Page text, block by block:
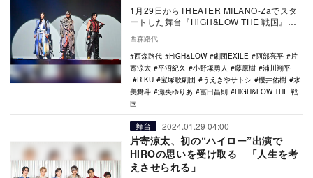
1月29日からTHEATER MILANO-Zaでスタ
ートした舞台『HiGH&LOW THE 戦国』。
西森路代
西森路代
HiGH&LOW 劇団EXILE 阿部亮平
片
寄涼太
平沼紀久 小野塚勇人 藤原樹
浦川翔平
RIKU
宝塚歌劇団 うえきやサトシ 櫻井佑樹
水
美舞斗
瀬央ゆりあ 冨田昌則
HiGH&LOW THE 戦
国
舞台 2024.01.29 04:00
片寄涼太、初の“ハイロー”出演で
HIROの思いを受け取る 「人生を考
えさせられる」